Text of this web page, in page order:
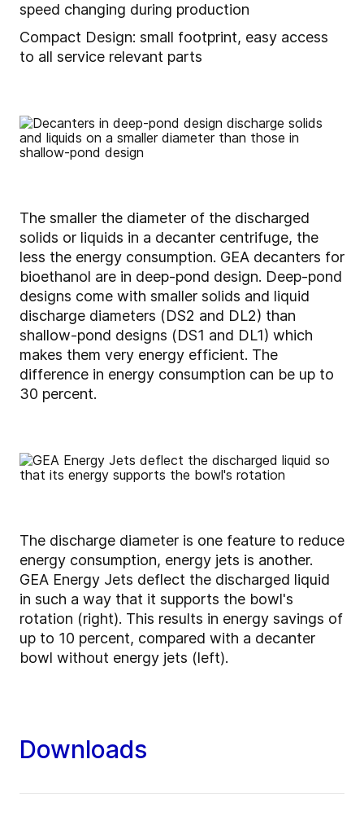
speed changing during production
Compact Design: small footprint, easy access
to all service relevant parts
The smaller the diameter of the discharged
solids or liquids in a decanter centrifuge, the
less the energy consumption. GEA decanters for
bioethanol are in deep-pond design. Deep-pond
designs come with smaller solids and liquid
discharge diameters (DS2 and DL2) than
shallow-pond designs (DS1 and DL1) which
makes them very energy efficient. The
difference in energy consumption can be up to
30 percent.
The discharge diameter is one feature to reduce
energy consumption, energy jets is another.
GEA Energy Jets deflect the discharged liquid
in such a way that it supports the bowl's
rotation (right). This results in energy savings of
up to 10 percent, compared with a decanter
bowl without energy jets (left).
Downloads